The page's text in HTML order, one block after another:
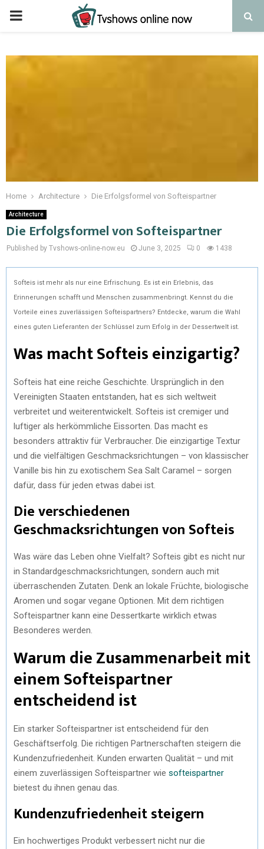
PRIMARY
Home Architecture Die Erfolgsformel von Softeispartner
Architecture
Die Erfolgsformel von Softeispartner
Published by Tvshows-online-now.eu June 3, 2025 0 1438
Softeis ist mehr als nur eine Erfrischung. Es ist ein Erlebnis, das
Erinnerungen schafft und Menschen zusammenbringt. Kennst du die
Vorteile eines zuverlässigen Softeispartners? Entdecke, warum die Wahl
eines guten Lieferanten der Schlüssel zum Erfolg in der Dessertwelt ist.
Was macht Softeis einzigartig?
Softeis hat eine reiche Geschichte. Ursprünglich in den
Vereinigten Staaten entstanden, hat es sich weltweit
verbreitet und weiterentwickelt. Softeis ist cremiger und
luftiger als herkömmliche Eissorten. Das macht es
besonders attraktiv für Verbraucher. Die einzigartige Textur
und die vielfältigen Geschmacksrichtungen – von klassischer
Vanille bis hin zu exotischem Sea Salt Caramel – sorgen
dafür, dass für jeden etwas dabei ist.
Die verschiedenen
Geschmacksrichtungen von Softeis
Was wäre das Leben ohne Vielfalt? Softeis gibt es nicht nur
in Standardgeschmacksrichtungen, sondern auch mit
überraschenden Zutaten. Denk an lokale Früchte, biologische
Aromen und sogar vegane Optionen. Mit dem richtigen
Softeispartner kann eine Dessertkarte wirklich etwas
Besonderes werden.
Warum die Zusammenarbeit mit
einem Softeispartner
entscheidend ist
Ein starker Softeispartner ist entscheidend für den
Geschäftserfolg. Die richtigen Partnerschaften steigern die
Kundenzufriedenheit. Kunden erwarten Qualität – und mit
einem zuverlässigen Softeispartner wie softeispartner
bietest du ihnen genau das.
Kundenzufriedenheit steigern
Ein hochwertiges Produkt verbessert nicht nur die